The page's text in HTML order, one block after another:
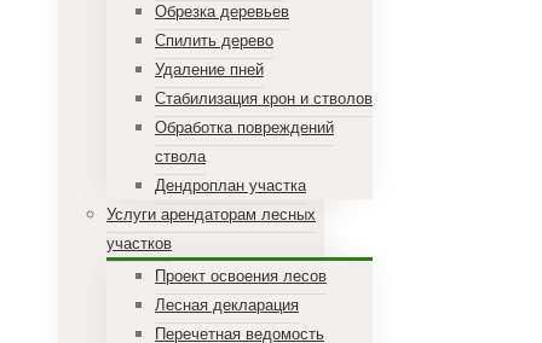
Обрезка деревьев
Спилить дерево
Удаление пней
Стабилизация крон и стволов
Обработка повреждений
ствола
Дендроплан участка
Услуги арендаторам лесных
участков
Проект освоения лесов
Лесная декларация
Перечетная ведомость